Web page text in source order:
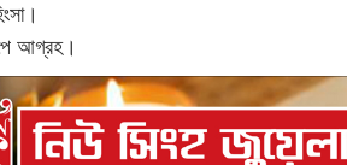
আগ্রহ।‌‌‌‌‌‌‌‌‌‌‌‌‌‌‌‌‌‌‌‌‌‌‌‌‌‌